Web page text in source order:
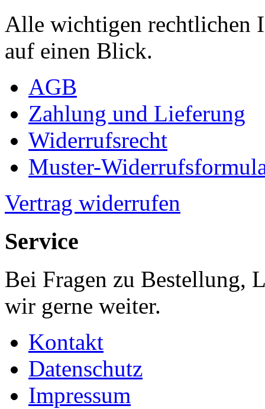
Alle wichtigen rechtlichen
auf einen Blick.
AGB
Zahlung und Lieferung
Widerrufsrecht
Muster-
Vertrag widerrufen
Service
Bei Fragen zu Bestellung,
wir gerne weiter.
Kontakt
Datenschutz
Impressum